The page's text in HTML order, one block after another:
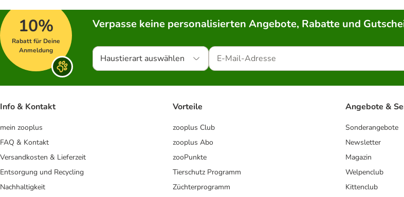
10%
Rabatt für Deine
Anmeldung
Verpasse keine personalisierten Angebote, Rabatte und
Haustierart auswählen
Info & Kontakt
mein zooplus
FAQ & Kontakt
Versandkosten & Lieferzeit
Entsorgung und Recycling
Nachhaltigkeit
Vorteile
zooplus Club
zooplus Abo
zooPunkte
Tierschutz Programm
Züchterprogramm
Angebote &
Sonderangebote
Newsletter
Magazin
Welpenclub
Kittenclub